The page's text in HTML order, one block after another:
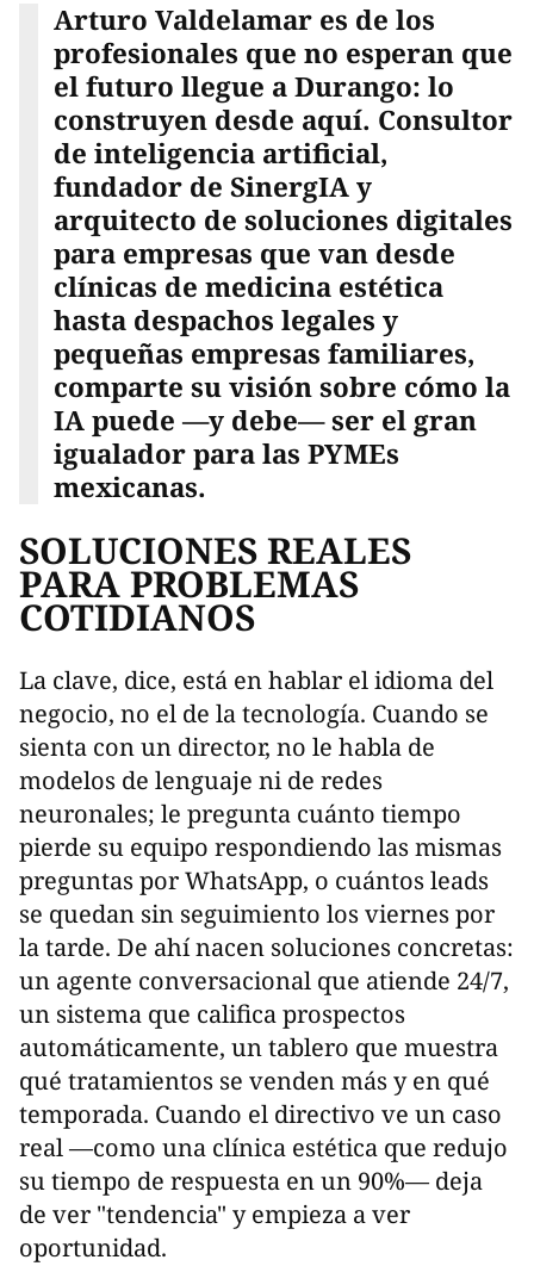
Arturo Valdelamar es de los
profesionales que no esperan que
el futuro llegue a Durango: lo
construyen desde aquí. Consultor
de inteligencia artificial,
fundador de SinergIA y
arquitecto de soluciones digitales
para empresas que van desde
clínicas de medicina estética
hasta despachos legales y
pequeñas empresas familiares,
comparte su visión sobre cómo la
IA puede —y debe— ser el gran
igualador para las PYMEs
mexicanas.
SOLUCIONES REALES
PARA PROBLEMAS
COTIDIANOS
La clave, dice, está en hablar el idioma del
negocio, no el de la tecnología. Cuando se
sienta con un director, no le habla de
modelos de lenguaje ni de redes
neuronales; le pregunta cuánto tiempo
pierde su equipo respondiendo las mismas
preguntas por WhatsApp, o cuántos leads
se quedan sin seguimiento los viernes por
la tarde. De ahí nacen soluciones concretas:
un agente conversacional que atiende 24/7,
un sistema que califica prospectos
automáticamente, un tablero que muestra
qué tratamientos se venden más y en qué
temporada. Cuando el directivo ve un caso
real —como una clínica estética que redujo
su tiempo de respuesta en un 90%— deja
de ver "tendencia" y empieza a ver
oportunidad.